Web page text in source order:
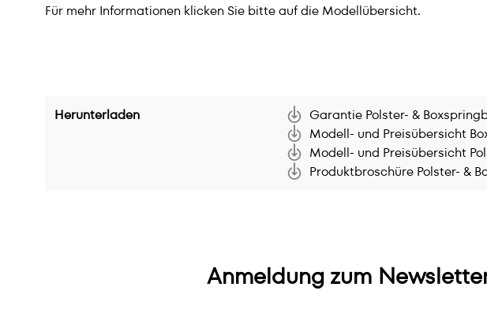
Für mehr Informationen klicken Sie bitte auf die Modellübersicht.
Herunterladen
Garantie Polster- &
Modell- und Preisübersicht
Modell- und Preisübersicht
Produktbroschüre Polster- &
Anmeldung zum